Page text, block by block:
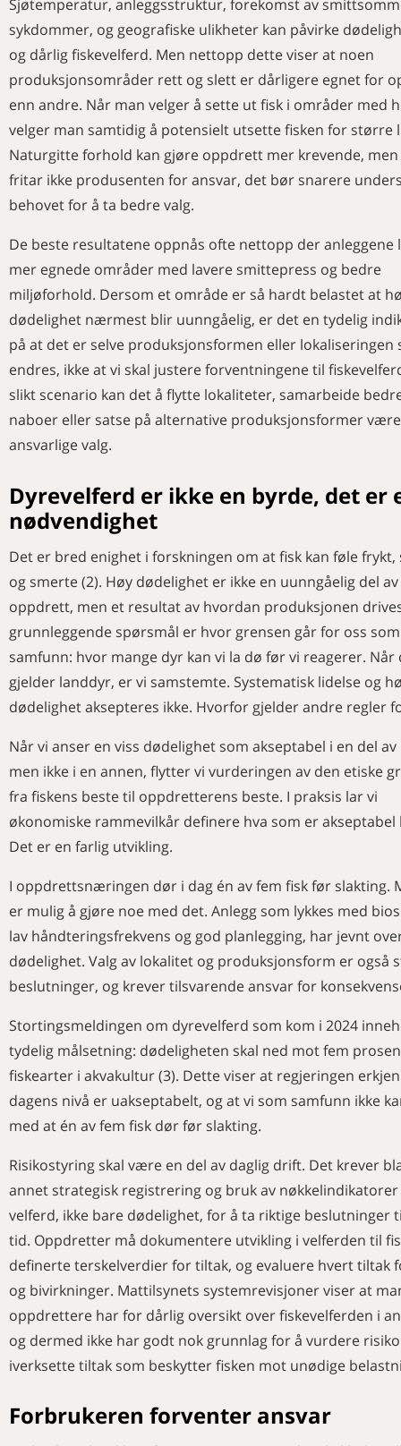
Sjøtemperatur, anleggsstruktur, forekomst av
sykdommer, og geografiske ulikheter kan påvirke
og dårlig fiskevelferd. Men nettopp dette viser at noen
produksjonsområder rett og slett er dårligere egnet for
enn andre. Når man velger å sette ut fisk i områder med
velger man samtidig å potensielt utsette fisken for større
Naturgitte forhold kan gjøre oppdrett mer krevende,
fritar ikke produsenten for ansvar, det bør snarere
behovet for å ta bedre valg.
De beste resultatene oppnås ofte nettopp der anleggene
mer egnede områder med lavere smittepress og bedre
miljøforhold. Dersom et område er så hardt belastet at
dødelighet nærmest blir uunngåelig, er det en tydelig
på at det er selve produksjonsformen eller lokaliseringen
endres, ikke at vi skal justere forventningene til
slikt scenario kan det å flytte lokaliteter, samarbeide
naboer eller satse på alternative produksjonsformer være
ansvarlige valg.
Dyrevelferd er ikke en byrde, det er
nødvendighet
Det er bred enighet i forskningen om at fisk kan føle frykt,
og smerte (2). Høy dødelighet er ikke en uunngåelig del av
oppdrett, men et resultat av hvordan produksjonen
grunnleggende spørsmål er hvor grensen går for oss som
samfunn: hvor mange dyr kan vi la dø før vi reagerer. Når
gjelder landdyr, er vi samstemte. Systematisk lidelse og
dødelighet aksepteres ikke. Hvorfor gjelder andre regler
Når vi anser en viss dødelighet som akseptabel i en del
men ikke i en annen, flytter vi vurderingen av den etiske
fra fiskens beste til oppdretterens beste. I praksis lar vi
økonomiske rammevilkår definere hva som er akseptabel
Det er en farlig utvikling.
I oppdrettsnæringen dør i dag én av fem fisk før slakting.
er mulig å gjøre noe med det. Anlegg som lykkes med
lav håndteringsfrekvens og god planlegging, har jevnt
dødelighet. Valg av lokalitet og produksjonsform er også
beslutninger, og krever tilsvarende ansvar for
Stortingsmeldingen om dyrevelferd som kom i 2024
tydelig målsetning: dødeligheten skal ned mot fem
fiskearter i akvakultur (3). Dette viser at regjeringen
dagens nivå er uakseptabelt, og at vi som samfunn ikke
med at én av fem fisk dør før slakting.
Risikostyring skal være en del av daglig drift. Det krever
annet strategisk registrering og bruk av
velferd, ikke bare dødelighet, for å ta riktige beslutninger
tid. Oppdretter må dokumentere utvikling i velferden til
definerte terskelverdier for tiltak, og evaluere hvert tiltak
og bivirkninger. Mattilsynets systemrevisjoner viser at
oppdrettere har for dårlig oversikt over fiskevelferden i
og dermed ikke har godt nok grunnlag for å vurdere
iverksette tiltak som beskytter fisken mot unødige
Forbrukeren forventer ansvar